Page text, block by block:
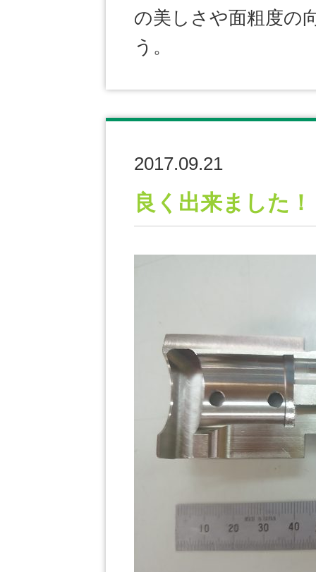
の美しさや面粗度の
う。
2017.09.21
良く出来ました！